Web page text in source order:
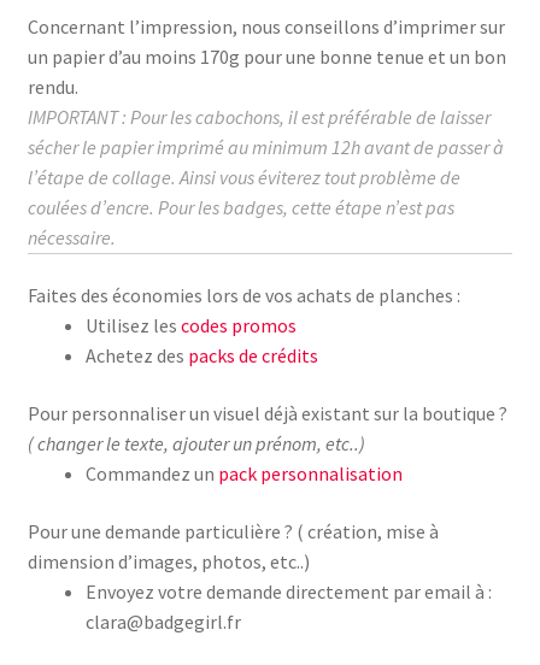
Concernant l’impression, nous conseillons d’imprimer sur
un papier d’au moins 170g pour une bonne tenue et un bon
rendu.
IMPORTANT : Pour les cabochons, il est préférable de laisser
sécher le papier imprimé au minimum 12h avant de passer à
l’étape de collage. Ainsi vous éviterez tout problème de
coulées d’encre. Pour les badges, cette étape n’est pas
nécessaire.
Faites des économies lors de vos achats de planches :
Utilisez les codes promos
Achetez des packs de crédits
Pour personnaliser un visuel déjà existant sur la boutique ?
( changer le texte, ajouter un prénom, etc..)
Commandez un pack personnalisation
Pour une demande particulière ? ( création, mise à
dimension d’images, photos, etc..)
Envoyez votre demande directement par email à :
clara@badgegirl.fr